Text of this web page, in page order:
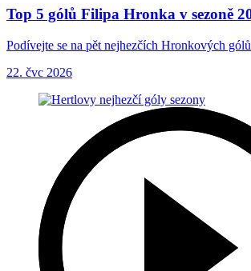
Top 5 gólů Filipa Hronka v sezoně
Podívejte se na pět nejhezčích Hronkových
22. čvc 2026